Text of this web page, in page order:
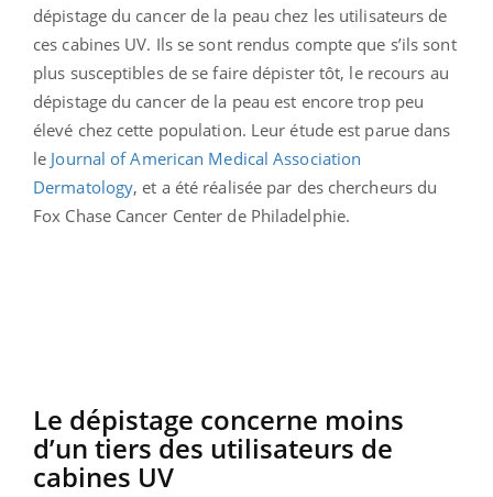
dépistage du cancer de la peau chez les utilisateurs de
ces cabines UV. Ils se sont rendus compte que s’ils sont
plus susceptibles de se faire dépister tôt, le recours au
dépistage du cancer de la peau est encore trop peu
élevé chez cette population. Leur étude est parue dans
le Journal of American Medical Association
Dermatology, et a été réalisée par des chercheurs du
Fox Chase Cancer Center de Philadelphie.
Le dépistage concerne moins
d’un tiers des utilisateurs de
cabines UV